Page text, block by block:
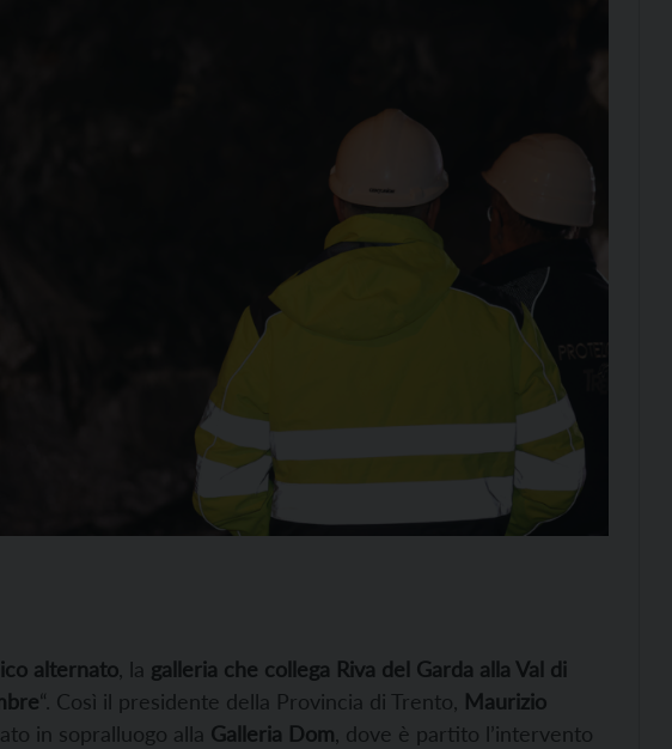
alternato , la galleria che collega Riva del Garda alla Val di
“. Così il presidente della Provincia di Trento, Maurizio
in sopralluogo alla Galleria Dom , dove è partito l’intervento